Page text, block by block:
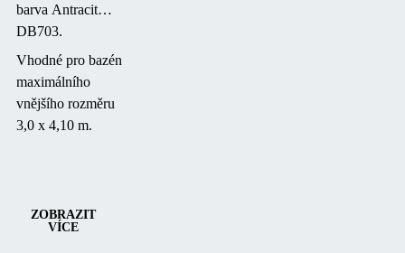
barva Antracit
DB703.
Vhodné pro bazén
maximálního
vnějšího rozměru
3,0 x 4,10 m.
ZOBRAZIT
VÍCE